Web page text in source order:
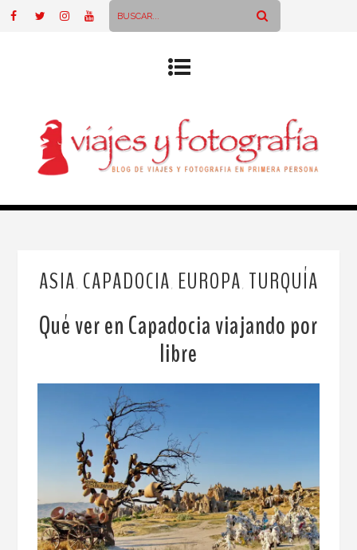
ASIA CAPADOCIA EUROPA TURQUÍA
Qué ver en Capadocia viajando por
libre